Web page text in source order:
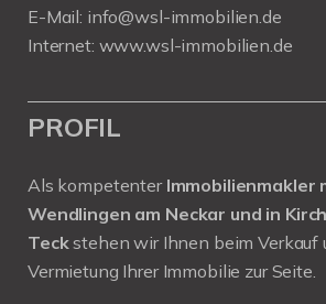
E-Mail: info@wsl-immobilien.de
Internet: www.wsl-immobilien.de
PROFIL
Als kompetenter Immobilienmakler
Wendlingen am Neckar und in
Teckstehen wir Ihnen beim Verkauf
Vermietung Ihrer Immobilie zur Seite.